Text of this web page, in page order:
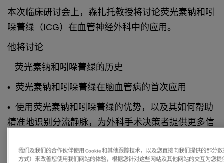
本次临床研讨会上，森扎托教授将讨论荧光素钠和吲
哚菁绿（ICG）在血管神经外科中的应用。
他将讨论
荧光素钠和吲哚菁绿的历史
• 荧光素钠和吲哚菁绿在脑血管病的首次应用
• 使用荧光素钠和吲哚菁绿的优势，以及其如何帮助
精准地识别分流静脉，为外科手术决策者提供更多信
• 森扎托教授也将分享临床实例。
我们及我们的合作伙伴使用 Cookie 和其他跟踪技术，以及您直接向我们提供的部分
方式）来改善您使用我们网站的体验，根据您针对这些网站及其他网站的交互为您提